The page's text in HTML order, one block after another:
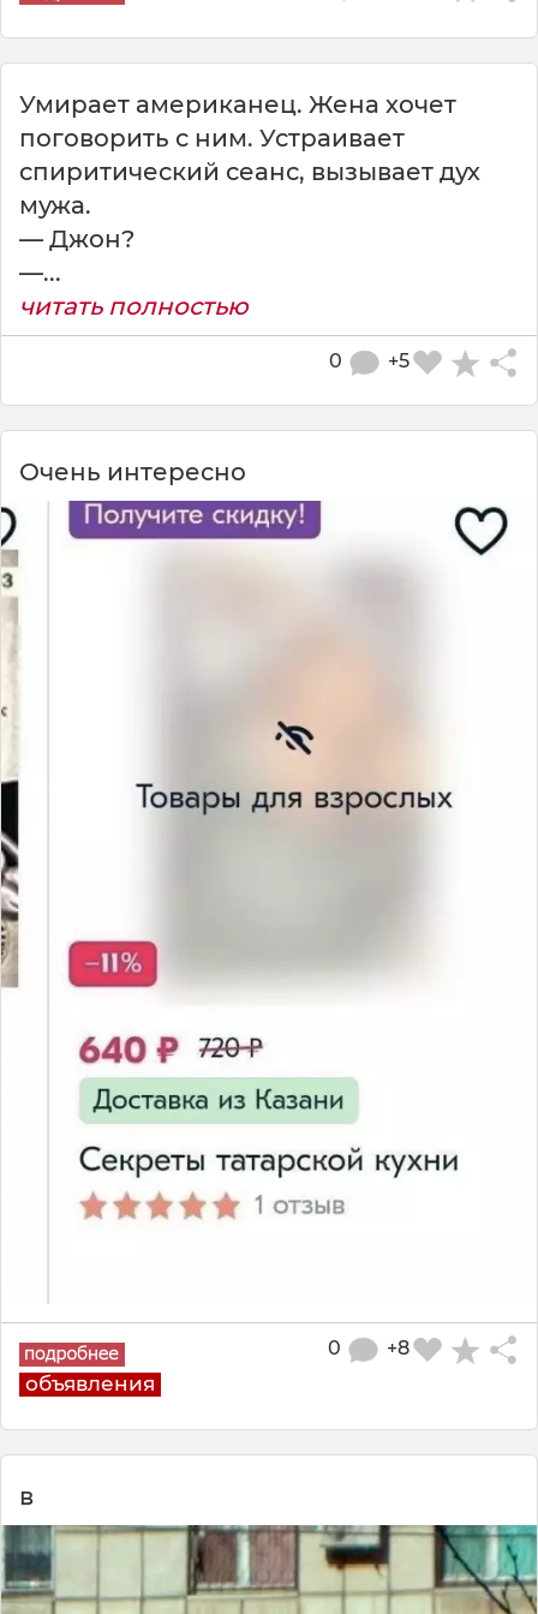
Умирает американец. Жена хочет
поговорить с ним. Устраивает
спиритический сеанс, вызывает дух
мужа.
— Джон?
—...
читать полностью
+5
0
Очень интересно
объявления
+8
0
в